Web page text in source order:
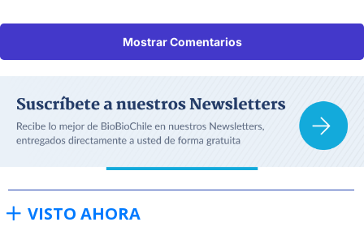
Mostrar Comentarios
VISTO AHORA